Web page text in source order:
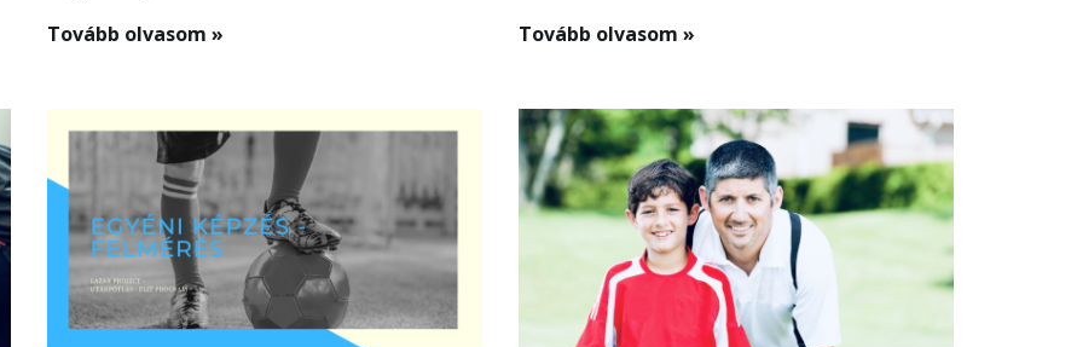
Tovább olvasom »
Tovább olvasom »